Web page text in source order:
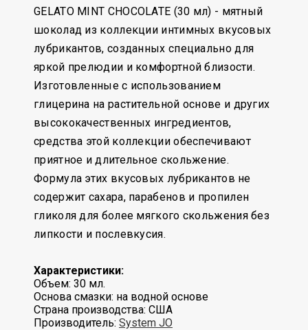
GELATO MINT CHOCOLATE (30 мл) - мятный
шоколад из коллекции интимных вкусовых
лубрикантов, созданных специально для
яркой прелюдии и комфортной близости.
Изготовленные с использованием
глицерина на растительной основе и других
высококачественных ингредиентов,
средства этой коллекции обеспечивают
приятное и длительное скольжение.
Формула этих вкусовых лубрикантов не
содержит сахара, парабенов и пропилен
гликоля для более мягкого скольжения без
липкости и послевкусия.
Характеристики:
Объем: 30 мл.
Основа смазки: на водной основе
Страна производства: США
Производитель: System JO